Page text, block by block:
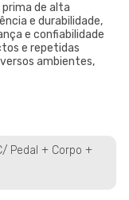
de alta
e durabilidade,
e confiabilidade
e repetidas
ambientes,
Pedal + Corpo +